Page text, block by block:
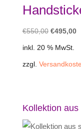
€550,00
€550,00
€495,00
inkl. 20 % MwSt.
zzgl.
Kollektion